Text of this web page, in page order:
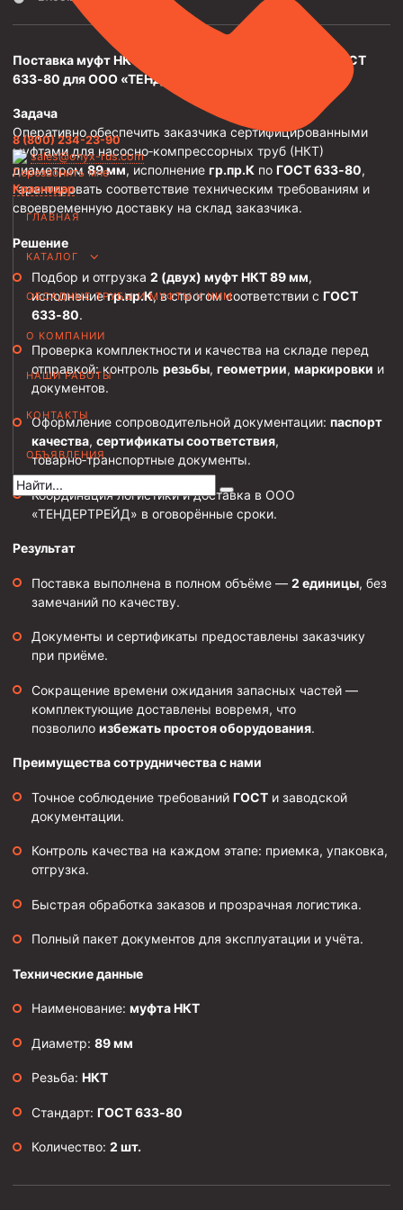
8 (800) 234-23-90
sales@onyx-rus.com
Перезвонить мне
Краснодар
ГЛАВНАЯ
КАТАЛОГ
ОБСАДНЫЕ ТРУБЫ И МУФТЫ К НИМ
О КОМПАНИИ
НАШИ РАБОТЫ
КОНТАКТЫ
ОБЪЯВЛЕНИЯ
Трубы НКТ ТУ 14-3Р-138-2014
Трубы НКТ ТУ 14-3Р-121-2011
Трубы НКТ ТУ 14-161-232-2008
Трубы НКТ ТУ 39-0147016-97-99
Трубы НКТ ТУ 14-3-1534-87
Трубы НКТ ТУ 14-161-237-2018
Трубы НКТ ТУ 14-161-237-2018
Муфты для насосно-компрессорных труб
Муфта НКТ 114
Муфта НКТ 102
Муфта НКТ 89
Муфта НКТ 73
Муфта НКВ 73
Муфта НКВ 60
Муфта НКТ 60
Муфта НКВ 89
Муфта НКТ 48
Муфта НКТ 33
ГОСТ 31446-2017
Муфты для обсадных труб
Муфта ОТТГ 178
Муфта БТС 324
Муфта БТС 245
Муфта ОТТМ 127
Муфта БТС 146
Муфта ОТТМ 245
Муфта ОТТМ 324
Муфта ОТТМ 178
Поставка муфт НКТ 89 мм, исполнение гр.пр.К по ГОСТ
633‑80 для ООО «ТЕНДЕРТРЕЙД»
Задача
Оперативно обеспечить заказчика сертифицированными
муфтами для насосно‑компрессорных труб (НКТ)
диаметром 89 мм, исполнение гр.пр.К по ГОСТ 633‑80,
гарантировать соответствие техническим требованиям и
своевременную доставку на склад заказчика.
Решение
Подбор и отгрузка 2 (двух) муфт НКТ 89 мм,
исполнениегр.пр.К, в строгом соответствии с ГОСТ
633‑80.
Проверка комплектности и качества на складе перед
отправкой: контроль резьбы, геометрии, маркировки и
документов.
Оформление сопроводительной документации: паспорт
качества, сертификаты соответствия,
товарно‑транспортные документы.
Координация логистики и доставка в ООО
«ТЕНДЕРТРЕЙД» в оговорённые сроки.
Результат
Поставка выполнена в полном объёме — 2 единицы, без
замечаний по качеству.
Документы и сертификаты предоставлены заказчику
при приёме.
Сокращение времени ожидания запасных частей —
комплектующие доставлены вовремя, что
позволило избежать простоя оборудования.
Преимущества сотрудничества с нами
Точное соблюдение требований ГОСТ и заводской
документации.
Контроль качества на каждом этапе: приемка, упаковка,
отгрузка.
Быстрая обработка заказов и прозрачная логистика.
Полный пакет документов для эксплуатации и учёта.
Технические данные
Наименование: муфта НКТ
Диаметр: 89 мм
Резьба: НКТ
Стандарт: ГОСТ 633‑80
Количество: 2 шт.